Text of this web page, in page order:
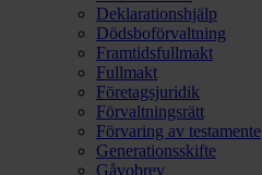
Deklarationshjälp
Dödsboförvaltning
Framtidsfullmakt
Fullmakt
Företagsjuridik
Förvaltningsrätt
Förvaring av testamente
Generationsskifte
Gåvobrev